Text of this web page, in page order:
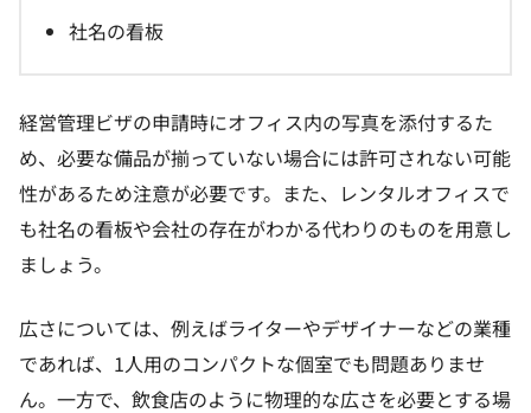
社名の看板
経営管理ビザの申請時にオフィス内の写真を添付するた
め、必要な備品が揃っていない場合には許可されない可能
性があるため注意が必要です。また、レンタルオフィスで
も社名の看板や会社の存在がわかる代わりのものを用意し
ましょう。
広さについては、例えばライターやデザイナーなどの業種
であれば、1人用のコンパクトな個室でも問題ありませ
ん。一方で、飲食店のように物理的な広さを必要とする場